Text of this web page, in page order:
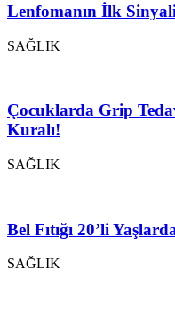
Lenfomanın İlk
SAĞLIK
Çocuklarda Grip
Kuralı!
SAĞLIK
Bel Fıtığı 20’li
SAĞLIK